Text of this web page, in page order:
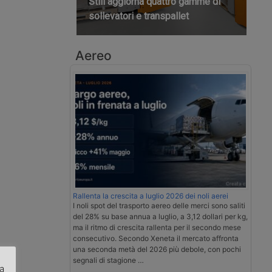
sollevatori e transpallet
Aereo
Rallenta la crescita a luglio 2026 dei noli aerei
I noli spot del trasporto aereo delle merci sono saliti
del 28% su base annua a luglio, a 3,12 dollari per kg,
ma il ritmo di crescita rallenta per il secondo mese
consecutivo. Secondo Xeneta il mercato affronta
una seconda metà del 2026 più debole, con pochi
segnali di stagione …